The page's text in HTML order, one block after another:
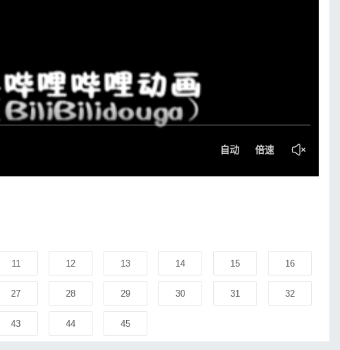
11 12 13 14 15 16
27 28 29 30 31 32
43 44 45